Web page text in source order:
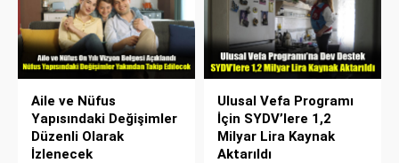
Aile ve Nüfus
Yapısındaki Değişimler
Düzenli Olarak
İzlenecek
Ulusal Vefa Programı
İçin SYDV’lere 1,2
Milyar Lira Kaynak
Aktarıldı